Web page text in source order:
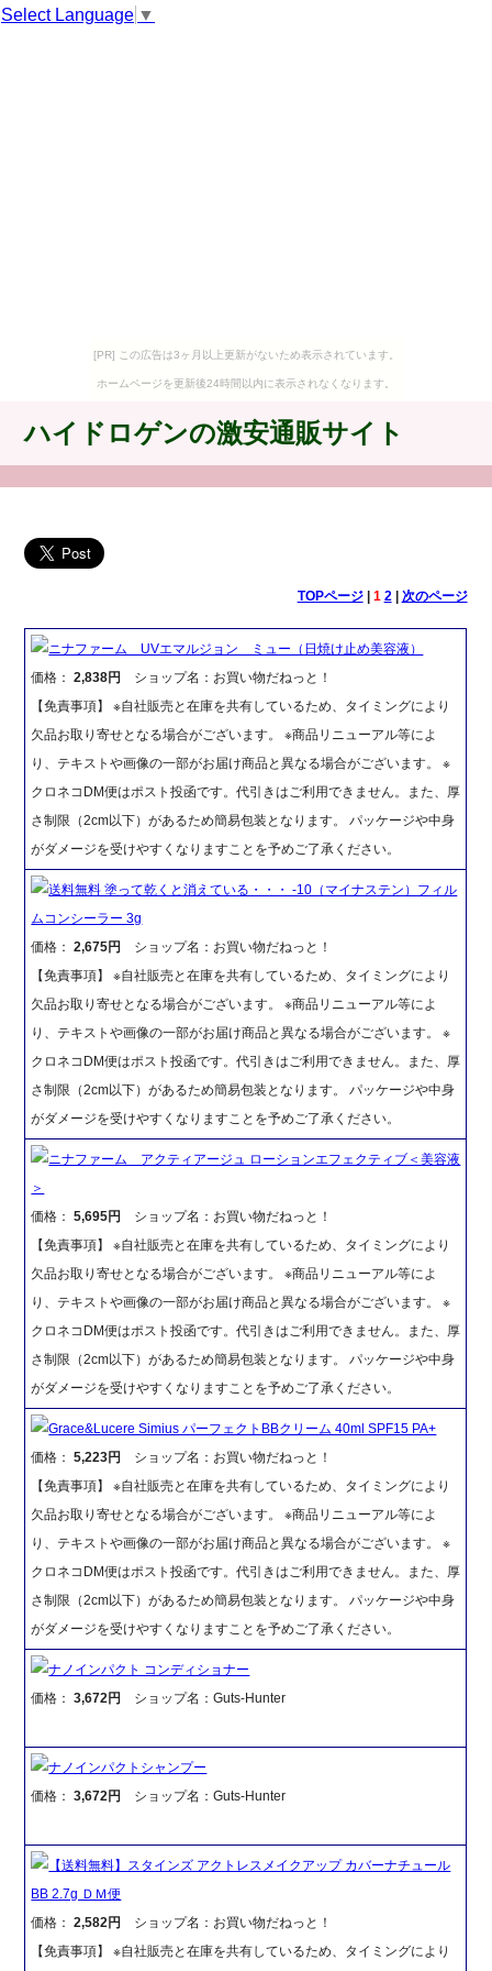
Select Language ▼
[PR] この広告は3ヶ月以上更新がないため表示されています。
ホームページを更新後24時間以内に表示されなくなります。
ハイドロゲンの激安通販サイト
TOPページ| 1 2| 次のページ
ニナファーム UVエマルジョン ミュー（日焼け止め美容液）
価格：2,838円
ショップ名：お買い物だねっと！
【免責事項】 ※自社販売と在庫を共有しているため、タイミングにより
欠品お取り寄せとなる場合がございます。 ※商品リニューアル等によ
り、テキストや画像の一部がお届け商品と異なる場合がございます。 ※
クロネコDM便はポスト投函です。代引きはご利用できません。また、厚
さ制限（2cm以下）があるため簡易包装となります。 パッケージや中身
がダメージを受けやすくなりますことを予めご了承ください。
送料無料 塗って乾くと消えている・・・ -10（マイナステン）フィル
ムコンシーラー 3g
価格：2,675円
ショップ名：お買い物だねっと！
【免責事項】 ※自社販売と在庫を共有しているため、タイミングにより
欠品お取り寄せとなる場合がございます。 ※商品リニューアル等によ
り、テキストや画像の一部がお届け商品と異なる場合がございます。 ※
クロネコDM便はポスト投函です。代引きはご利用できません。また、厚
さ制限（2cm以下）があるため簡易包装となります。 パッケージや中身
がダメージを受けやすくなりますことを予めご了承ください。
ニナファーム アクティアージュ ローションエフェクティブ＜美容液
＞
価格：5,695円
ショップ名：お買い物だねっと！
【免責事項】 ※自社販売と在庫を共有しているため、タイミングにより
欠品お取り寄せとなる場合がございます。 ※商品リニューアル等によ
り、テキストや画像の一部がお届け商品と異なる場合がございます。 ※
クロネコDM便はポスト投函です。代引きはご利用できません。また、厚
さ制限（2cm以下）があるため簡易包装となります。 パッケージや中身
がダメージを受けやすくなりますことを予めご了承ください。
Grace&Lucere Simius パーフェクトBBクリーム 40ml SPF15 PA+
価格：5,223円
ショップ名：お買い物だねっと！
【免責事項】 ※自社販売と在庫を共有しているため、タイミングにより
欠品お取り寄せとなる場合がございます。 ※商品リニューアル等によ
り、テキストや画像の一部がお届け商品と異なる場合がございます。 ※
クロネコDM便はポスト投函です。代引きはご利用できません。また、厚
さ制限（2cm以下）があるため簡易包装となります。 パッケージや中身
がダメージを受けやすくなりますことを予めご了承ください。
ナノインパクト コンディショナー
価格：3,672円 ショップ名：Guts-Hunter
ナノインパクトシャンプー
価格：3,672円 ショップ名：Guts-Hunter
【送料無料】スタインズ アクトレスメイクアップ カバーナチュール
BB 2.7g ＤＭ便
価格：2,582円
ショップ名：お買い物だねっと！
【免責事項】 ※自社販売と在庫を共有しているため、タイミングにより